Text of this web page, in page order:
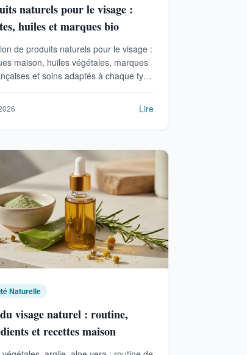
naturels pour le visage :
huiles et marques bio
de produits naturels pour le visage :
maison, huiles végétales, marques
et soins adaptés à chaque type
Lire
Naturelle
visage naturel : routine,
et recettes maison